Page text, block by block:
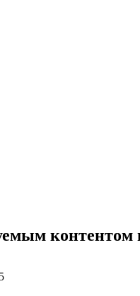
контентом